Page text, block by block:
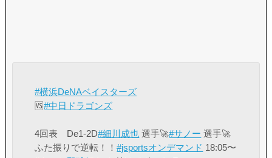
#横浜DeNAベイスターズ
🆚#中日ドラゴンズ
4回表 De1-2D#細川成也 選手🚀#サノー 選手🚀
ふた振りで逆転！！#jsportsオンデマンド 18:05〜